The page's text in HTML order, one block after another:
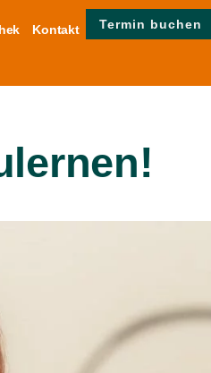
Kontakt Termin buchen